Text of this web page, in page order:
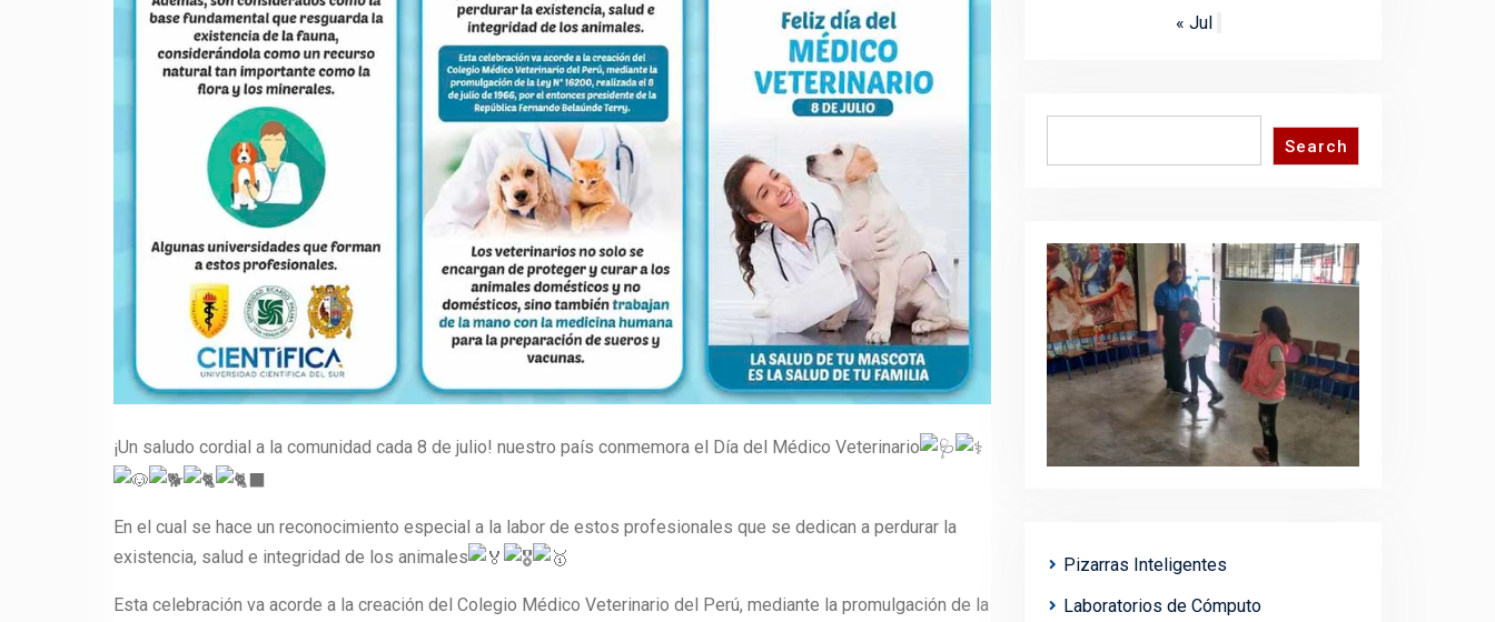
¡Un saludo cordial a la comunidad cada 8 de julio! nuestro país conmemora el Día del Médico Veterinario
En el cual se hace un reconocimiento especial a la labor de estos profesionales que se dedican a perdurar la
existencia, salud e integridad de los animales
Esta celebración va acorde a la creación del Colegio Médico Veterinario del Perú, mediante la promulgación de la
« Jul
Search
Pizarras Inteligentes
Laboratorios de Cómputo